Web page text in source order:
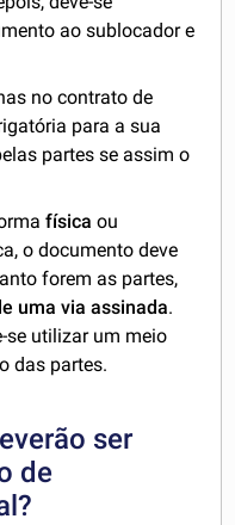
ao sublocador e
no contrato de
para a sua
partes se assim o
física ou
o documento deve
forem as partes,
uma via assinada.
se utilizar um meio
das partes.
ser
de